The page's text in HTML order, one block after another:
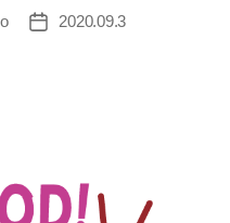
投
2020.09.3